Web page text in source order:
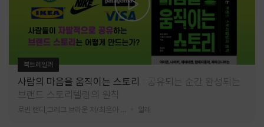
북트레일러
사람의 마음을 움직이는 스토리
공유되는 순간 완성되는
브랜드 스토리텔링의 원칙
알레